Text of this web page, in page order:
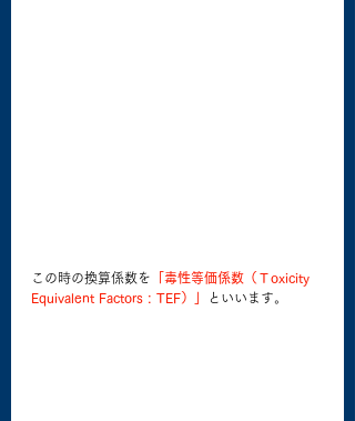
この時の換算係数を 「毒性等価係数（Ｔoxicity
Equivalent Factors : TEF）」
といいます。